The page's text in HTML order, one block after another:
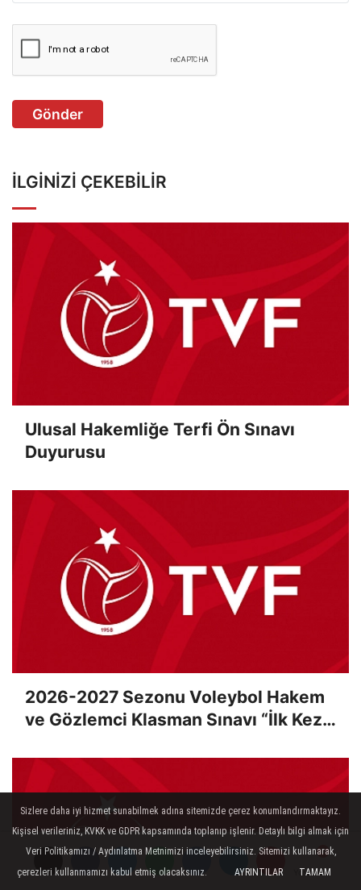
Yorumlar
Yorumlar
Yorumlar
Gönder
İLGINIZI ÇEKEBILIR
Ulusal Hakemliğe Terfi Ön Sınavı
Duyurusu
2026-2027 Sezonu Voleybol Hakem
ve Gözlemci Klasman Sınavı “İlk Kez”
Sizlere daha iyi hizmet sunabilmek adına sitemizde çerez konumlandırmaktayız.
Kişisel verileriniz, KVKK ve GDPR kapsamında toplanıp işlenir. Detaylı bilgi almak için
Veri Politikamızı / Aydınlatma Metnimizi inceleyebilirsiniz. Sitemizi kullanarak,
çerezleri kullanmamızı kabul etmiş olacaksınız.
AYRINTILAR TAMAM